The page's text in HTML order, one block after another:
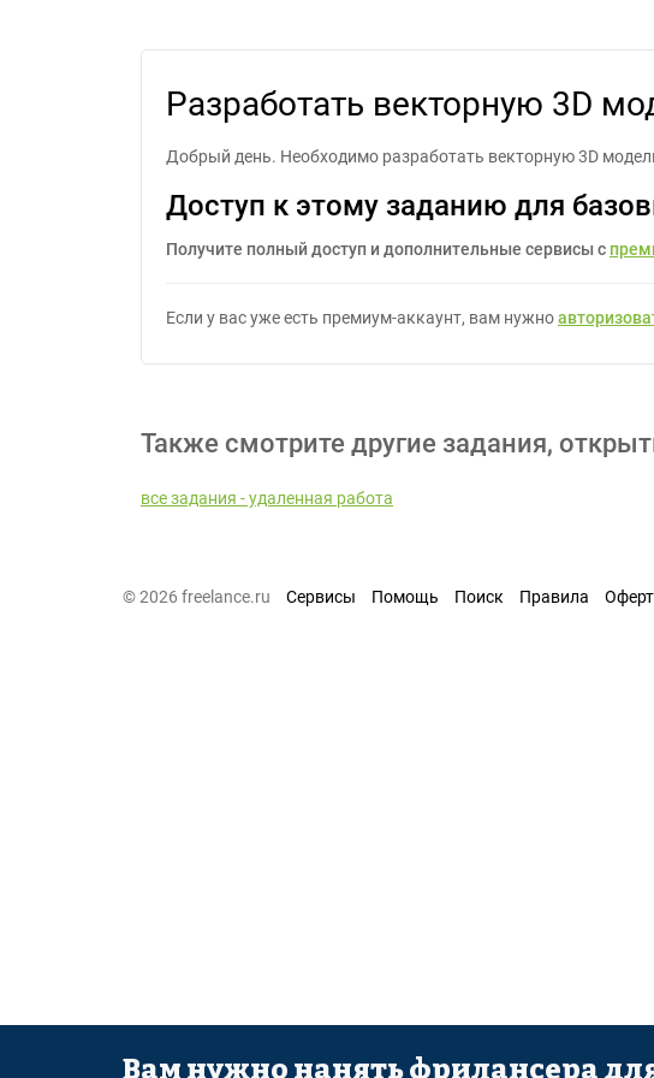
Разработать векторную 3D
Добрый день. Необходимо разработать векторную 3D
Доступ к этому заданию для
Получите полный доступ и дополнительные сервисы с
Если у вас уже есть премиум-аккаунт, вам нужно
Также смотрите другие задания,
все задания - удаленная работа
© 2026 freelance.ru Сервисы Помощь Поиск Правила
Вам нужно нанять фрилансера